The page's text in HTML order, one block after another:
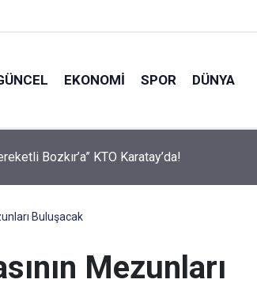
EKONOMI SPOR DÜNYA
Tatbikat Mescidi İnşa Edilecek
Buluşacak
Mezunları